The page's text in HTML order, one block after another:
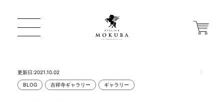
更新日:2021.10.02
BLOG 吉祥寺ギャラリー ギャラリー